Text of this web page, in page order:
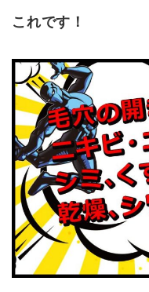
これです！